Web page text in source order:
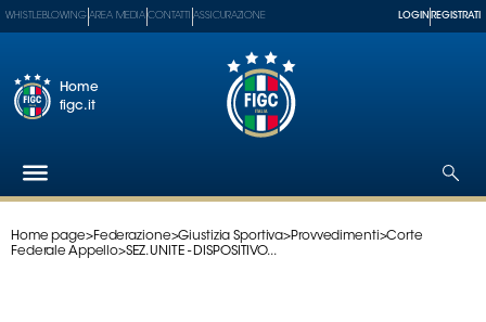
Federazione
WHISTLEBLOWING AREA MEDIA CONTATTI ASSICURAZIONE LOGIN REGISTRATI
Home
figc.it
Home page>Federazione>Giustizia Sportiva>Provvedimenti>Corte
Federale Appello>SEZ. UNITE - DISPOSITIVO...